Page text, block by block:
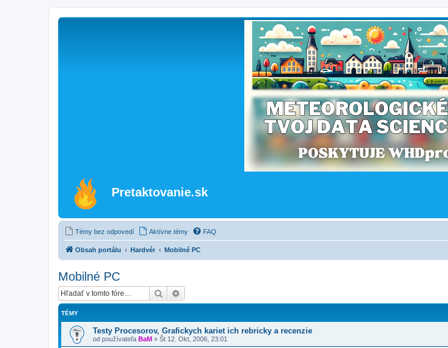
Pretaktovanie.sk
Témy bez odpovedí Aktívne témy FAQ
Obsah portálu Hardvér Mobilné PC
Mobilné PC
Hľadať
TÉMY
Testy Procesorov, Grafickych kariet ich rebricky a recenzie
od používateľa BaM » Št 12. Okt, 2006, 23:01